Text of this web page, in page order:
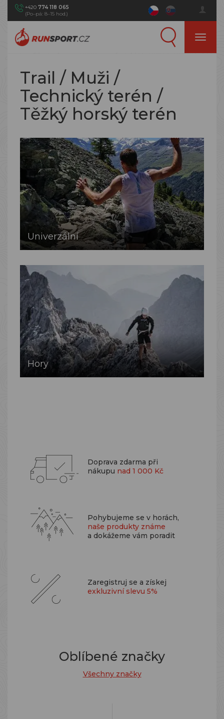
+420 774 118 065
(Po–pá: 8–15 hod.)
Trail / Muži /
Technický terén /
Těžký horský terén
Univerzální
Hory
Doprava zdarma při
nákupu nad 1 000 Kč
Pohybujeme se v horách,
naše produkty známe
a dokážeme vám poradit
Zaregistruj se a získej
exkluzivní slevu 5%
Oblíbené značky
Všechny značky